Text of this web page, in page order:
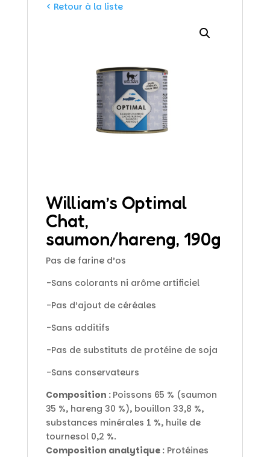
< Retour à la liste
William’s Optimal
Chat,
saumon/hareng, 190g
Pas de farine d’os
-Sans colorants ni arôme artificiel
-Pas d’ajout de céréales
-Sans additifs
-Pas de substituts de protéine de soja
-Sans conservateurs
Composition : Poissons 65 % (saumon
35 %, hareng 30 %), bouillon 33,8 %,
substances minérales 1 %, huile de
tournesol 0,2 %.
Composition analytique :Protéines